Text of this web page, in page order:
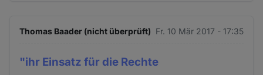
Thomas Baader (nicht überprüft) Fr. 10 Mär 2017 - 17:35
"ihr Einsatz für die Rechte